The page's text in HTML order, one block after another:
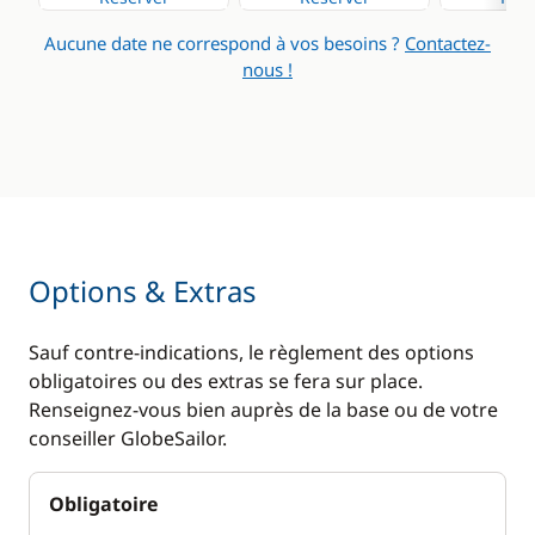
Panneaux solaires
Ventilateurs
Aucune date ne correspond à vos besoins ? Contactez-
nous !
Options & Extras
Sauf contre-indications, le règlement des options
obligatoires ou des extras se fera sur place.
Renseignez-vous bien auprès de la base ou de votre
conseiller GlobeSailor.
Obligatoire